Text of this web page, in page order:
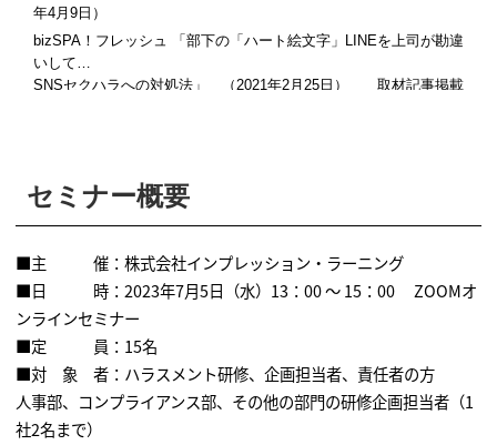
年4月9日）
bizSPA！フレッシュ 「部下の「ハート絵文字」LINEを上司が勘違
いして…
SNSセクハラへの対処法」 （2021年2月25日） 取材記事掲載
東京新聞ＷＥＢ 「オンライン会議 ストレスの元に 「部屋が
汚い」言及 むやみに２人きり要求」
（2020年12月21日） 取材記事掲載
中日新聞朝刊 「オンラインハラスメントに注目 ビデオ会議で
（ 2020年12月21日） 取材記事掲載
日経ビジネス（電子版）に「もうやめる？ノルマ～アフターコロ
ナの目標設定
～Zoomでは人は「上の空」 それでも売り続けるための2つの原
則」
月 日経ビジネス）
セミナー概要
■主 催：株式会社インプレッション・ラーニング
■日 時：2023年7月5日（水）13：00 ～ 15：00 ZOOMオ
ンラインセミナー
■定 員：15名
■対 象 者：ハラスメント研修、企画担当者、責任者の方
人事部、コンプライアンス部、その他の部門の研修企画担当者（1
社2名まで）